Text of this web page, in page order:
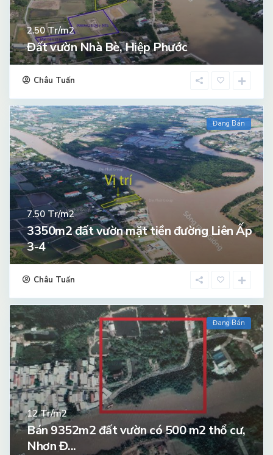
2.50Tr/m2
Đất vườn Nhà Bè, Hiệp Phước
Châu Tuấn
Đang Bán
7.50Tr/m2
3350m2 đất vườn mặt tiền đường Liên Ấp
3-4
Châu Tuấn
Đang Bán
12Tr/m2
Bán 9352m2 đất vườn có 500 m2 thổ cư,
Nhơn Đ...